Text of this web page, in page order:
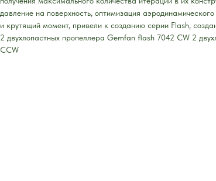
давление на поверхность, оптимизация
и крутящий момент, привели к созданию серии Flash,
2 двухлопастных пропеллера Gemfan flash 7042 CW 2
CCW